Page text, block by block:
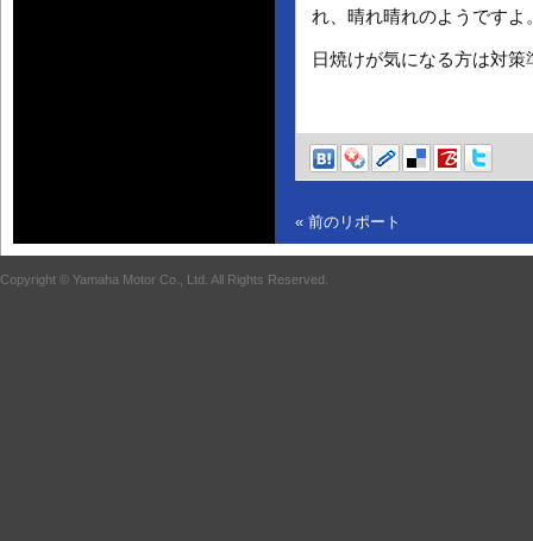
れ、晴れ晴れのようですよ
日焼けが気になる方は対策
« 前のリポート
Copyright © Yamaha Motor Co., Ltd. All Rights Reserved.